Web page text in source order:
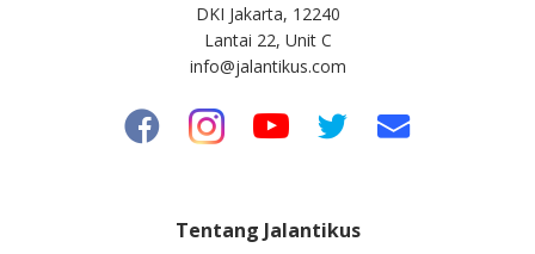
DKI Jakarta, 12240
Lantai 22, Unit C
info@jalantikus.com
Tentang Jalantikus